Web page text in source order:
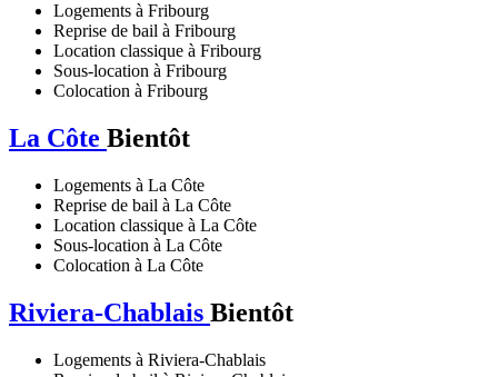
Logements à Fribourg
Reprise de bail à Fribourg
Location classique à Fribourg
Sous-location à Fribourg
Colocation à Fribourg
La Côte Bientôt
Logements à La Côte
Reprise de bail à La Côte
Location classique à La Côte
Sous-location à La Côte
Colocation à La Côte
Riviera-Chablais Bientôt
Logements à Riviera-Chablais